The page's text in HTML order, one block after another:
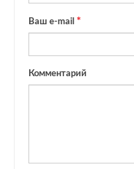
Ваш e-mail
Комментарий